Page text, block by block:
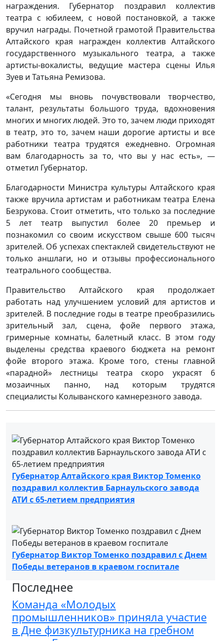
награждения. Губернатор поздравил коллектив
театра с юбилеем, с новой постановкой, а также
вручил награды. Почетной грамотой Правительства
Алтайского края награжден коллектив Алтайского
государственного музыкального театра, а также
артисты-вокалисты, ведущие мастера сцены Илья
Зуев и Татьяна Ремизова.
«Сегодня мы вновь почувствовали творчество,
талант, результаты большого труда, вдохновения
многих и многих людей. Это то, зачем люди приходят
в театр, это то, зачем наши дорогие артисты и все
работники театра трудятся ежедневно. Огромная
вам благодарность за то, что вы у нас есть», —
отметил Губернатор.
Благодарности Министра культуры Алтайского края
также вручила артистам и работникам театра Елена
Безрукова. Стоит отметить, что только за последние
5 лет театр выпустил более 20 премьер и
познакомил со своим искусством свыше 600 тысяч
зрителей. Об успехах спектаклей свидетельствуют не
только аншлаги, но и отзывы профессионального
театрального сообщества.
Правительство Алтайского края продолжает
работать над улучшением условий для артистов и
зрителей. В последние годы в театре преобразились
зрительный зал, сцена, фойе первого этажа,
гримерные комнаты, балетный класс. В этом году
выделены средства краевого бюджета на ремонт
фойе второго этажа. Кроме того, стены главной
«парадной» лестницы театра скоро украсят 6
мозаичных панно, над которым трудятся
специалисты Колыванского камнерезного завода.
Губернатор Алтайского края Виктор Томенко
поздравил коллектив Барнаульского завода
АТИ с 65-летием предприятия
Губернатор Виктор Томенко поздравил с Днем
Победы ветеранов в краевом госпитале
Последнее
Команда «Молодых
промышленников» приняла участие
в Дне физкультурника на гребном